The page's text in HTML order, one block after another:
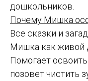
дошкольников.
Почему Мишка
Все сказки и
Мишка как живой
Помогает
позовет чистить